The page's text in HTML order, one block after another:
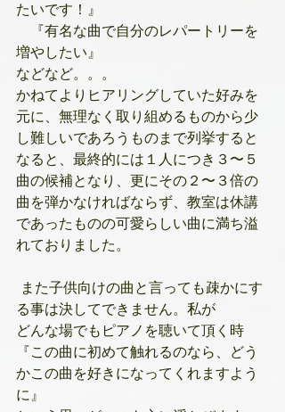
たいです！』
『有名な曲で自分のレパートリーを
増やしたい』
などなど。。。
かねてよりヒアリングしていた好みを
元に、無理なく取り組めるものから少
し難しいであろうものまで列挙すると
なると、最終的には１人につき３〜５
曲の候補となり、更にその２〜３倍の
曲を弾かなければならず、教室は休講
であったものの可愛らしい曲に満ち溢
れておりました。
る事は決してできません。私が
どんな場でもピアノを聴いて頂く時
『この曲に初めて触れるのなら、どう
かこの曲を好きになってくれますよう
に』